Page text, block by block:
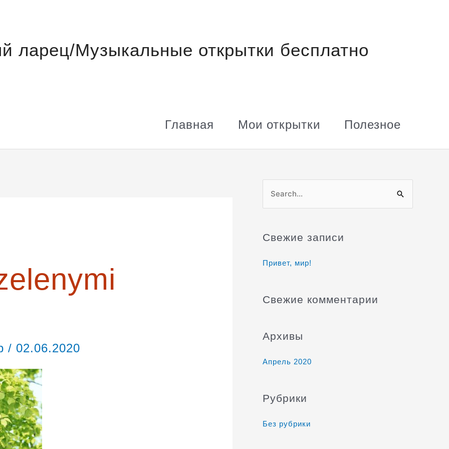
ларец/Музыкальные открытки бесплатно
Главная Мои открытки Полезное
/ 02.06.2020
о
с
Свежие записи
Привет, мир!
Свежие комментарии
Архивы
Апрель 2020
Рубрики
Без рубрики